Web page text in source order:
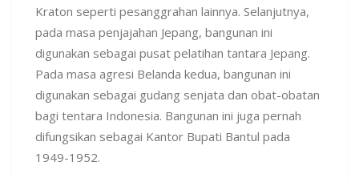
Kraton seperti pesanggrahan lainnya. Selanjutnya,
pada masa penjajahan Jepang, bangunan ini
digunakan sebagai pusat pelatihan tantara Jepang.
Pada masa agresi Belanda kedua, bangunan ini
digunakan sebagai gudang senjata dan obat-obatan
bagi tentara Indonesia. Bangunan ini juga pernah
difungsikan sebagai Kantor Bupati Bantul pada
1949-1952.